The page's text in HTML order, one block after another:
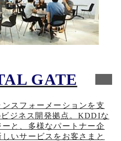
GATE
スフォーメーションを支
ジネス開発拠点。KDDIな
と、多様なパートナー企
いサービスをお客さまと